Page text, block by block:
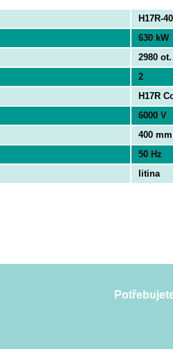
H17R-
630 kW
2980 ot.
2
H17R
6000 V
400 mm
50 Hz
litina